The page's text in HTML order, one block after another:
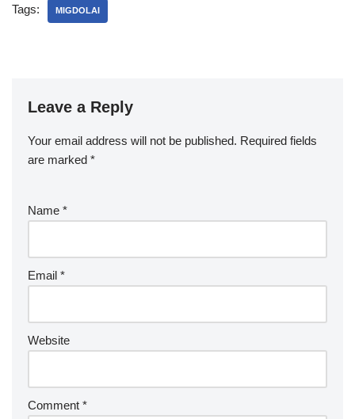
Tags: MIGDOLAI
Leave a Reply
Your email address will not be published. Required fields
are marked *
Name *
Email *
Website
Comment *